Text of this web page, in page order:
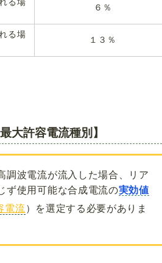
る場
６％
る場
１３％
大許容電流種別】
調波電流が流入した場合、リア
ず使用可能な合成電流の実効値
電流）を選定する必要がありま